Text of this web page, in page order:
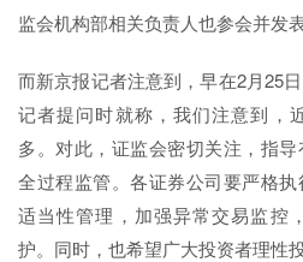
监会机构部相关负责人也参会并发表
而新京报记者注意到，早在2月25
记者提问时就称，我们注意到，
多。对此，证监会密切关注，指
全过程监管。各证券公司要严格
适当性管理，加强异常交易监控
护。同时，也希望广大投资者理性